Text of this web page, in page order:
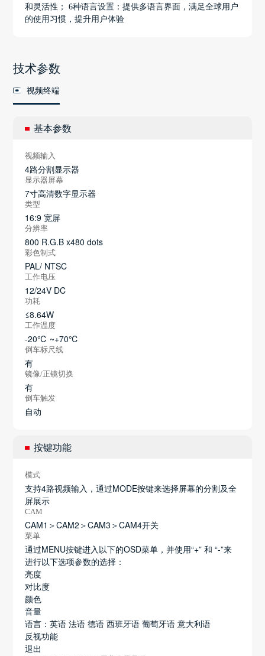
和灵活性； 6种语言设置：提供多语言界面，满足全球用户
的使用习惯，提升用户体验
技术参数
视频终端
基本参数
视频输入
4路分割显示器
显示器屏幕
7寸高清数字显示器
类型
16:9 宽屏
分辨率
800 R.G.B x480 dots
彩色制式
PAL/ NTSC
工作电压
12/24V DC
功耗
≤8.64W
工作温度
-20℃ ~+70℃
倒车标尺线
有
镜像/正镜切换
有
倒车触发
自动
按键功能
模式
支持4路视频输入，通过MODE按键来选择屏幕的分割及全
屏展示
CAM
CAM1＞CAM2＞CAM3＞CAM4开关
菜单
通过MENU按键进入以下的OSD菜单，并使用“+” 和 “-”来
进行以下选项参数的选择：
亮度
对比度
颜色
音量
语言：英语 法语 德语 西班牙语 葡萄牙语 意大利语
反视功能
退出